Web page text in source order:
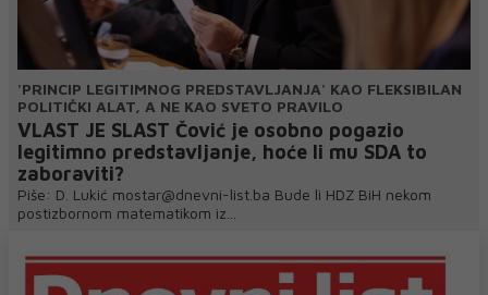
'PRINCIP LEGITIMNOG PREDSTAVLJANJA' KAO FLEKSIBILAN
POLITIČKI ALAT, A NE KAO SVETO PRAVILO
VLAST JE SLAST Čović je osobno pogazio
legitimno predstavljanje, hoće li mu SDA to
zaboraviti?
Piše: D. Lukić mostar@dnevni-list.ba Bude li HDZ BiH nekom
postizbornom matematikom iz...